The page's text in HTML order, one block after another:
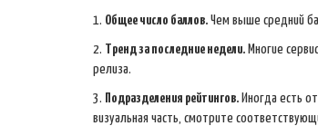
1. Общее число баллов. Чем выше средний
2. Тренд за последние недели. Многие
релиза.
3. Подразделения рейтингов. Иногда есть
визуальная часть, смотрите